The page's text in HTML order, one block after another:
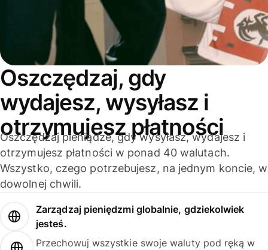
Oszczędzaj, gdy
wydajesz, wysyłasz i
otrzymujesz płatności
Oszczędzaj pieniądze, gdy wysyłasz, wydajesz i
otrzymujesz płatności w ponad 40 walutach.
Wszystko, czego potrzebujesz, na jednym koncie, w
dowolnej chwili.
Zarządzaj pieniędzmi globalnie, gdziekolwiek
jesteś.
Przechowuj wszystkie swoje waluty pod ręką w